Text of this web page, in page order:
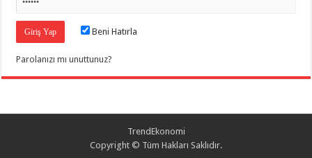
Beni Hatırla
Parolanızı mı unuttunuz?
TrendEkonomi
Copyright © Tüm Hakları Saklıdır.